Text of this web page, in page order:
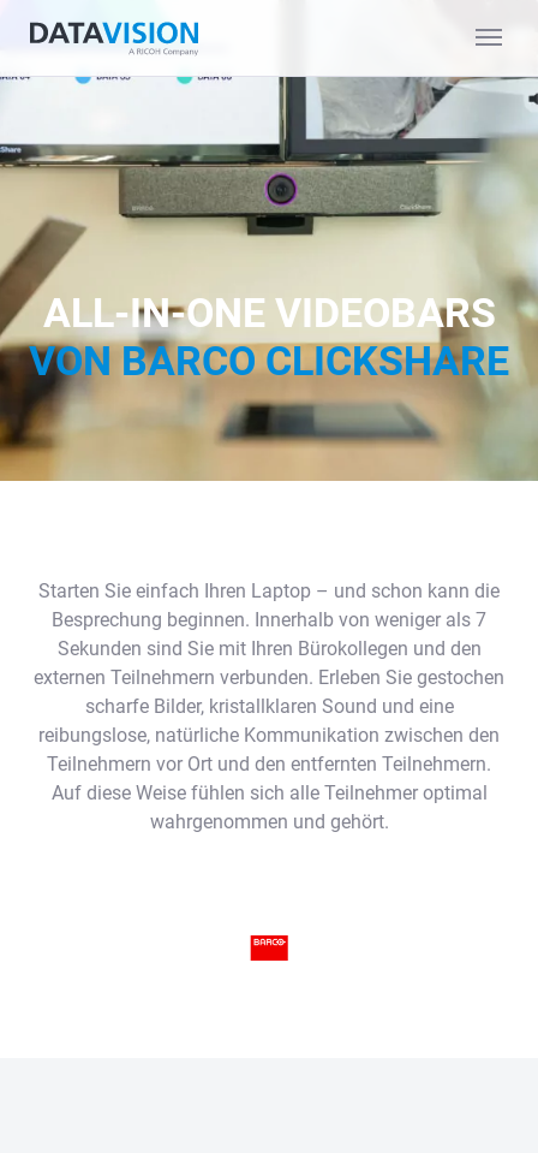
ALL-IN-ONE VIDEOBARS
VON BARCO CLICKSHARE
Starten Sie einfach Ihren Laptop – und schon kann die
Besprechung beginnen. Innerhalb von weniger als 7
Sekunden sind Sie mit Ihren Bürokollegen und den
externen Teilnehmern verbunden. Erleben Sie gestochen
scharfe Bilder, kristallklaren Sound und eine
reibungslose, natürliche Kommunikation zwischen den
Teilnehmern vor Ort und den entfernten Teilnehmern.
Auf diese Weise fühlen sich alle Teilnehmer optimal
wahrgenommen und gehört.